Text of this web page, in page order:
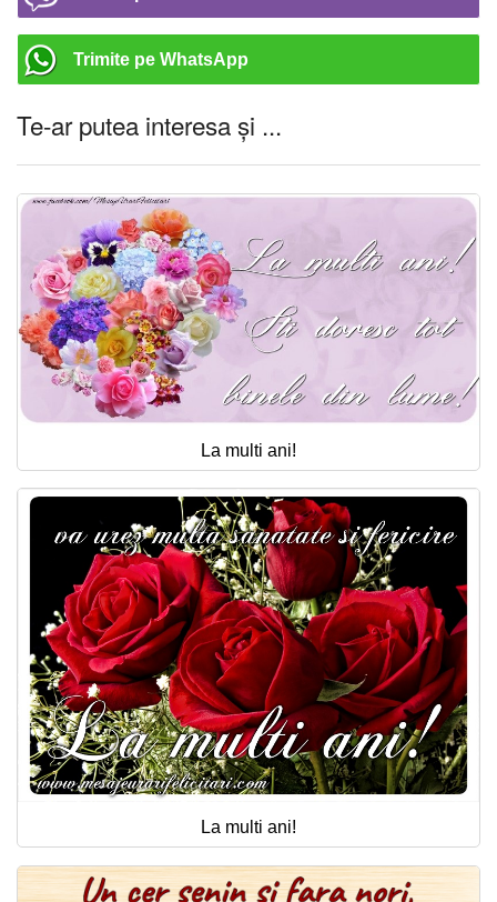
Trimite pe WhatsApp
Te-ar putea interesa și ...
La multi ani!
La multi ani!